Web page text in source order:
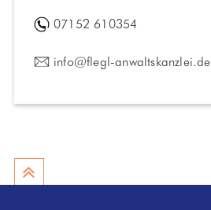
07152 610354
info@flegl-anwaltskanzlei.de